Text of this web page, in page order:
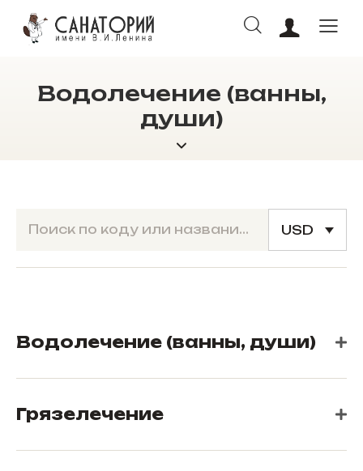
Водолечение (ванны,
души)
USD
Водолечение (ванны, души)
Грязелечение